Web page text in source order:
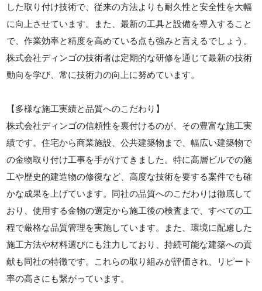
した取り付け技術で、従来の方法よりも耐久性と安全性を大幅
に向上させています。また、最新の工具と設備を導入すること
で、作業効率と精度を高めている点も強みと言えるでしょう。
株式会社ディンゴの技術者は定期的な研修を通じて最新の技術
動向を学び、常に技術力の向上に努めています。
【多様な施工実績と品質へのこだわり】
株式会社ディンゴの信頼性を裏付けるのが、その豊富な施工実
績です。住宅から商業施設、公共建築物まで、幅広い建築物で
の金物取り付け工事を手がけてきました。特に高層ビルでの施
工や歴史的建造物の修復など、高度な技術を要する案件でも確
かな成果を上げています。同社の品質へのこだわりは徹底して
おり、使用する金物の選定から施工後の検査まで、すべての工
程で厳格な品質管理を実施しています。また、環境に配慮した
施工方法や材料選びにも注力しており、持続可能な建築への貢
献も同社の特徴です。これらの取り組みが評価され、リピート
率の高さにも繋がっています。